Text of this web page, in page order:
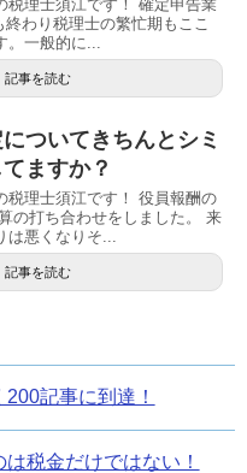
税理士須江です！ 確定申告業
わり税理士の繁忙期もここ
一般的に...
記事を読む
ついてきちんとシミ
ますか？
税理士須江です！ 役員報酬の
の打ち合わせをしました。 来
悪くなりそ...
記事を読む
記事に到達！
税金だけではない！